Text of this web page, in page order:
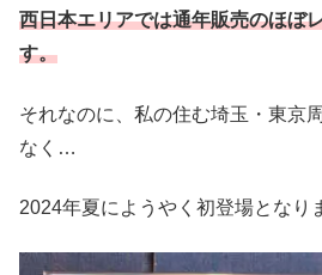
西日本エリアでは通年販売のほぼ
す。
それなのに、私の住む埼玉・東京
なく…
2024年夏にようやく初登場となり